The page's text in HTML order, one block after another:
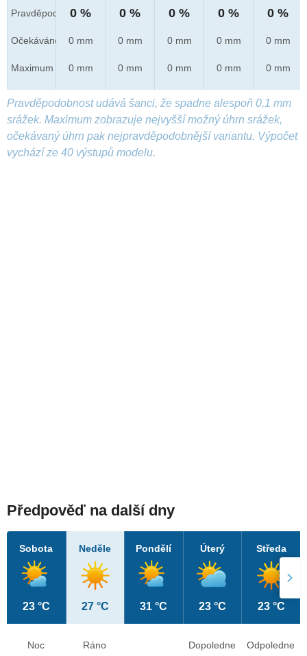
Pravděpod.
Očekáváno
Maximum
0 %
0 mm
0 mm
0 %
0 mm
0 mm
0 %
0 mm
0 mm
0 %
0 mm
0 mm
0 %
0 mm
0 mm
Pravděpodobnost udává šanci, že spadne alespoň 0,1 mm
srážek. Maximum zobrazuje nejvyšší možný úhrn srážek,
očekávaný úhrn pak nejpravděpodobnější variantu. Výpočet
vychází ze 40 výstupů modelu.
Předpověď na další dny
Sobota
23 °C
Neděle
27 °C
Pondělí
31 °C
Úterý
23 °C
Středa
23 °C
Noc Ráno Dopoledne Odpoledne